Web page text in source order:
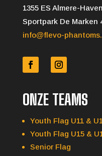
1355 ES Almere-Haven
Sportpark De Marken
info@flevo-
ONZE TEAMS
Youth Flag U11 &
Youth Flag U15 &
Senior Flag